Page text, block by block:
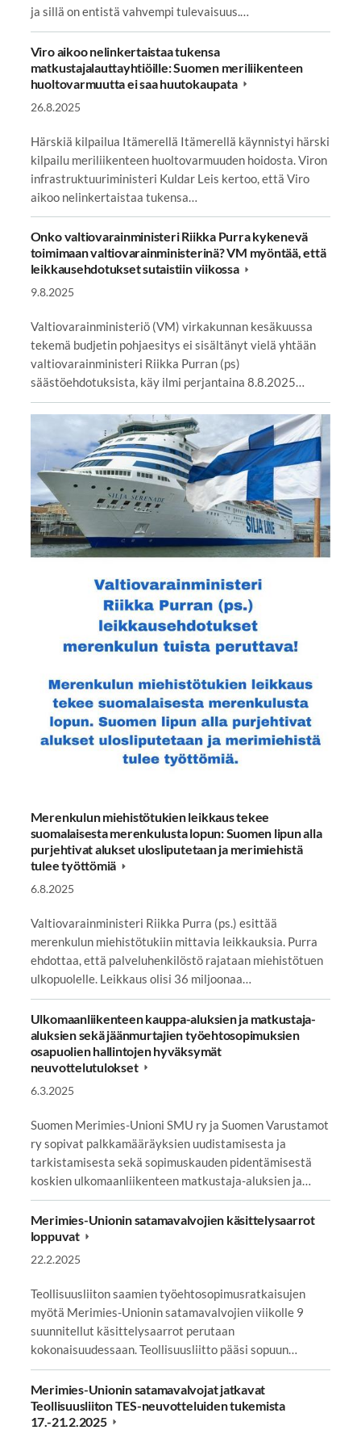
ja sillä on entistä vahvempi tulevaisuus.…
Viro aikoo nelinkertaistaa tukensa
matkustajalauttayhtiöille: Suomen meriliikenteen
huoltovarmuutta ei saa huutokaupata
26.8.2025
Härskiä kilpailua Itämerellä Itämerellä käynnistyi härski
kilpailu meriliikenteen huoltovarmuuden hoidosta. Viron
infrastruktuuriministeri Kuldar Leis kertoo, että Viro
aikoo nelinkertaistaa tukensa…
Onko valtiovarainministeri Riikka Purra kykenevä
toimimaan valtiovarainministerinä? VM myöntää, että
leikkausehdotukset sutaistiin viikossa
9.8.2025
Valtiovarainministeriö (VM) virkakunnan kesäkuussa
tekemä budjetin pohjaesitys ei sisältänyt vielä yhtään
valtiovarainministeri Riikka Purran (ps)
säästöehdotuksista, käy ilmi perjantaina 8.8.2025…
Merenkulun miehistötukien leikkaus tekee
suomalaisesta merenkulusta lopun: Suomen lipun alla
purjehtivat alukset ulosliputetaan ja merimiehistä
tulee työttömiä
6.8.2025
Valtiovarainministeri Riikka Purra (ps.) esittää
merenkulun miehistötukiin mittavia leikkauksia. Purra
ehdottaa, että palveluhenkilöstö rajataan miehistötuen
ulkopuolelle. Leikkaus olisi 36 miljoonaa…
Ulkomaanliikenteen kauppa-aluksien ja matkustaja-
aluksien sekä jäänmurtajien työehtosopimuksien
osapuolien hallintojen hyväksymät
neuvottelutulokset
6.3.2025
Suomen Merimies-Unioni SMU ry ja Suomen Varustamot
ry sopivat palkkamääräyksien uudistamisesta ja
tarkistamisesta sekä sopimuskauden pidentämisestä
koskien ulkomaanliikenteen matkustaja-aluksien ja…
Merimies-Unionin satamavalvojien käsittelysaarrot
loppuvat
22.2.2025
Teollisuusliiton saamien työehtosopimusratkaisujen
myötä Merimies-Unionin satamavalvojien viikolle 9
suunnitellut käsittelysaarrot perutaan
kokonaisuudessaan. Teollisuusliitto pääsi sopuun…
Merimies-Unionin satamavalvojat jatkavat
Teollisuusliiton TES-neuvotteluiden tukemista
17.-21.2.2025